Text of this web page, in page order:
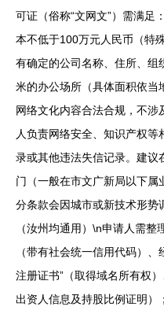
可证（俗称“文网文”）需满足
本不低于100万元人民币（特
有确定的公司名称、住所、
米的办公场所（具体面积依当
网络文化内容合法合规，不
人负责网络安全、知识产权
录或其他违法失信记录。建议
门（一般在市文广新局以下
分条款会因城市或新技术形
（汝州均通用）\n申请人需
（带有社会统一信用代码）
注册证书”（取得域名所有权
出资人信息及持股比例证明）